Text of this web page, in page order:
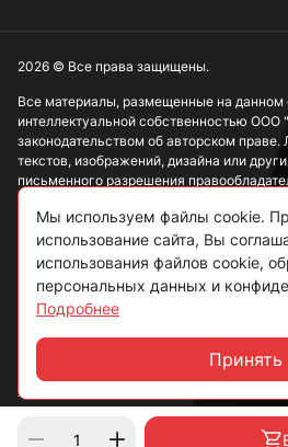
Все материалы, размещенные на данном
интеллектуальной собственностью
законодательством об авторском
текстов, изображений, дизайна или
письменного разрешения
Информация, представленная на сайте,
ознакомительный характер и не может
публичная оферта в соответствии со ст.
Политика конфиденциальности
Согласие на обработку данных
Пользовательское соглашение
2026 © Все права защищены.
Мы используем файлы cookie.
использование сайта, Вы
использования файлов cookie,
персональных данных и
Подробнее
Принять